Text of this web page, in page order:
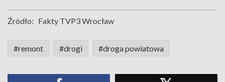
Źródło: Fakty TVP3 Wrocław
#remont #drogi #droga powiatowa